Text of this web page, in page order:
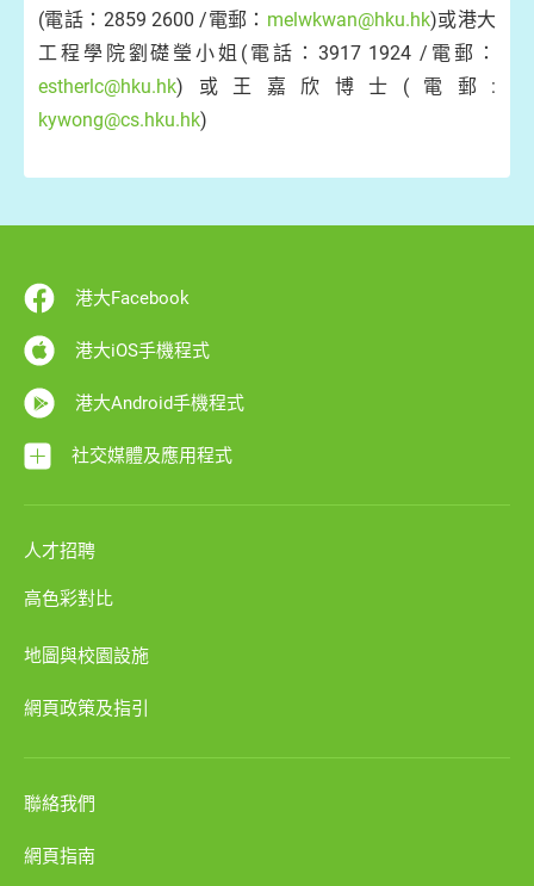
(電話：2859 2600 /電郵： melwkwan@hku.hk)或港大
工程學院劉礎瑩小姐(電話：3917 1924 /電郵：
estherlc@hku.hk)或王嘉欣博士(電郵:
kywong@cs.hku.hk)
港大Facebook
港大iOS手機程式
港大Android手機程式
社交媒體及應用程式
人才招聘
高色彩對比
地圖與校園設施
網頁政策及指引
聯絡我們
網頁指南